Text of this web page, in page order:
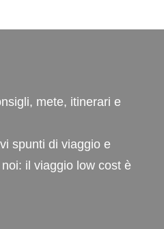
mete, itinerari e
spunti di viaggio e
il viaggio low cost è